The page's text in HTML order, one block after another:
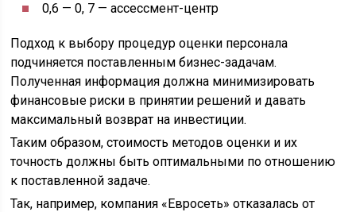
0,6 — 0, 7 — ассессмент-центр
Подход к выбору процедур оценки персонала
подчиняется поставленным бизнес-задачам.
Полученная информация должна минимизировать
финансовые риски в принятии решений и давать
максимальный возврат на инвестиции.
Таким образом, стоимость методов оценки и их
точность должны быть оптимальными по отношению
к поставленной задаче.
Так, например, компания «Евросеть» отказалась от